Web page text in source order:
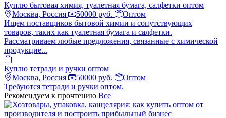
Куплю бытовая химия, туалетная бумага, салфетки оптом
Москва, Россия
50000 руб.
Оптом
Ищем поставщиков бытовой химии и сопутствующих
товаров, таких как туалетная бумага и салфетки.
Рассматриваем любые предложения, связанные с химической
продукцие...
Куплю тетради и ручки оптом
Москва, Россия
50000 руб.
Оптом
Требуются тетради и ручки оптом.
Рекомендуем к прочтению Все